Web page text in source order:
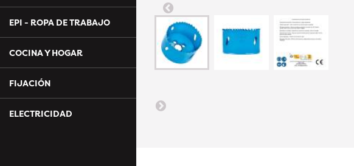
EPI - ROPA DE TRABAJO
COCINA Y HOGAR
FIJACIÓN
ELECTRICIDAD